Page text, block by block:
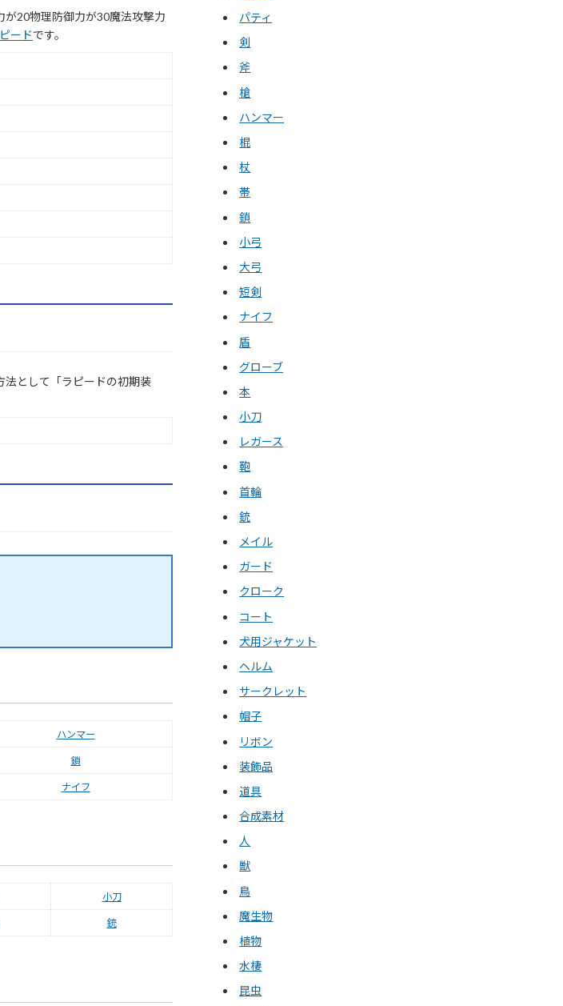
が20物理防御力が30魔法攻撃力
ードです。
法として「ラピードの初期装
ハンマー
鎖
ナイフ
小刀
銃
パティ
剣
斧
槍
ハンマー
棍
杖
帯
鎖
小弓
大弓
短剣
ナイフ
盾
グローブ
本
小刀
レガース
鞄
首輪
銃
メイル
ガード
クローク
コート
犬用ジャケット
ヘルム
サークレット
帽子
リボン
装飾品
道具
合成素材
人
獣
鳥
魔生物
植物
水棲
昆虫